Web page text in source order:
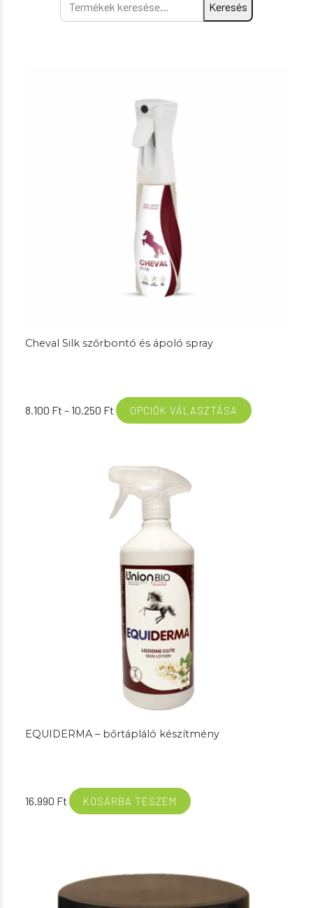
a
Keresés
Cheval Silk szőrbontó és ápoló spray
8.100 Ft –10.250 Ft Ártartomány:
8.100 Ft
OPCIÓK VÁLASZTÁSA
EQUIDERMA – bőrtápláló készítmény
16.990 Ft KOSÁRBA TESZEM